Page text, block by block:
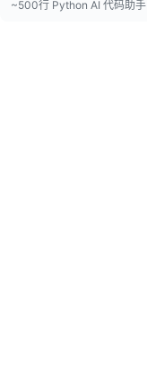
~500行 Python AI 代码助手